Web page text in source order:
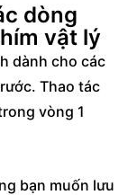
dòng
vật lý
dành cho các
Thao tác
vòng 1
bạn muốn lưu